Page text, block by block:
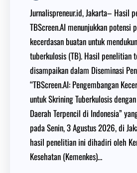
Jurnalispreneur.id, Jakarta– Hasil
TBScreen.AI menunjukkan potensi
kecerdasan buatan untuk
tuberkulosis (TB). Hasil penelitian
disampaikan dalam Diseminasi
“TBScreen.AI: Pengembangan
untuk Skrining Tuberkulosis
Daerah Terpencil di Indonesia”
pada Senin, 3 Agustus 2026, di
hasil penelitian ini dihadiri oleh
Kesehatan (Kemenkes)…